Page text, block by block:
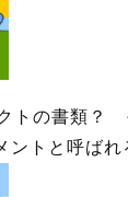
トの書類？
ントと呼ばれ